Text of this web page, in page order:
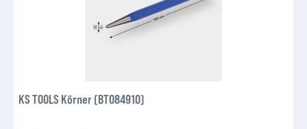
KS TOOLS Körner (BT084910)